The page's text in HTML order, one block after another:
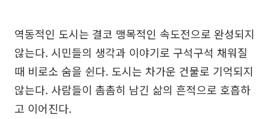
역동적인 도시는 결코 맹목적인 속도전으로 완성되지
않는다. 시민들의 생각과 이야기로 구석구석 채워질
때 비로소 숨을 쉰다. 도시는 차가운 건물로 기억되지
않는다. 사람들이 촘촘히 남긴 삶의 흔적으로 호흡하
고 이어진다.